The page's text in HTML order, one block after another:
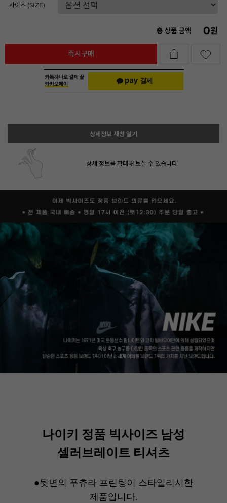
사이즈 (SIZE)
총 상품 금액 0원
즉시구매
상세정보 새창 열기
상세 정보를 확대해 보실 수 있습니다.
나이키 정품 빅사이즈 남성
셀러브레이트 티셔츠
●뒷면의 푸츄라 프린팅이 스타일리시한
제품입니다.